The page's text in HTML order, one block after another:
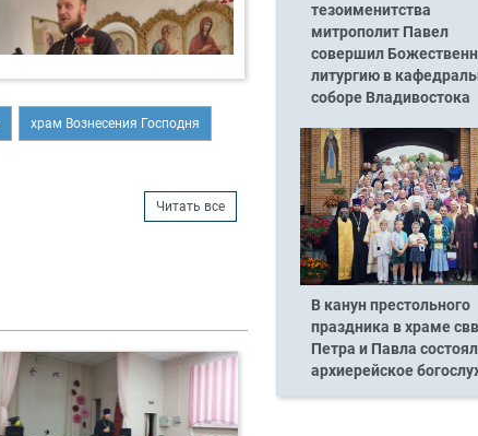
храм Вознесения Господня
Читать все
тезоименитства
митрополит Павел
совершил
литургию в
соборе Владивостока
В канун престольного
праздника в храме
Петра и Павла
архиерейское